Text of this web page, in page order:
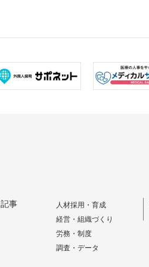
事
人材採用・育成
経営・組織づくり
労務・制度
調査・データ